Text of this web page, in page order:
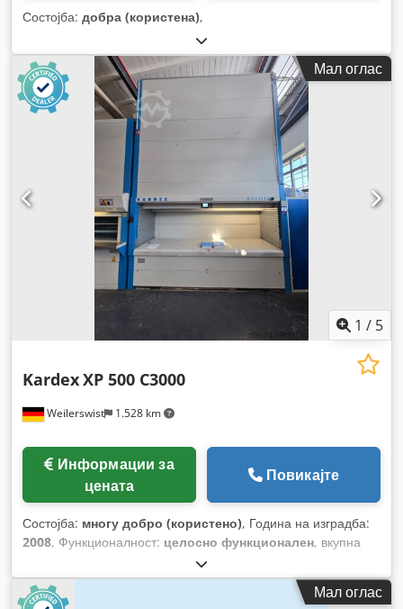
Состојба: добра (користена),
Мал оглас
1 / 5
Weilerswist 1.528 km
KardexXP 500 C3000
цената
Повикајте
Состојба: многу добро (користено), Година на изградба:
2008, Функционалност: целосно функционален, вкупна
, вкупна ширина:
должина:3.075 мм, висина на масата:833 мм, Опрема:
безбедносна светлосна завеса
Мал оглас